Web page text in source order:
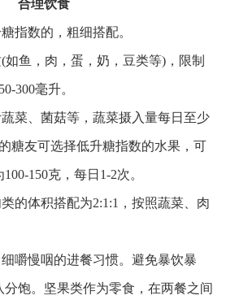
合理饮食
数的，粗细搭配。
鱼，肉，蛋，奶，豆类等)，限制
300毫升。
、菌菇等，蔬菜摄入量每日至少
糖友可选择低升糖指数的水果，可
150克，每日1-2次。
体积搭配为2:1:1，按照蔬菜、肉
慢咽的进餐习惯。避免暴饮暴
饱。坚果类作为零食，在两餐之间